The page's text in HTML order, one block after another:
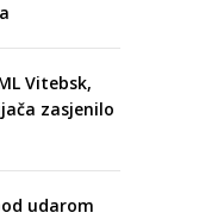
Vitebsk,
zasjenilo
udarom